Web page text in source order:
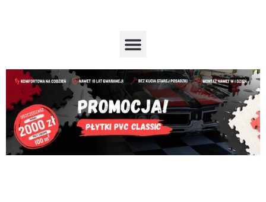
Menu